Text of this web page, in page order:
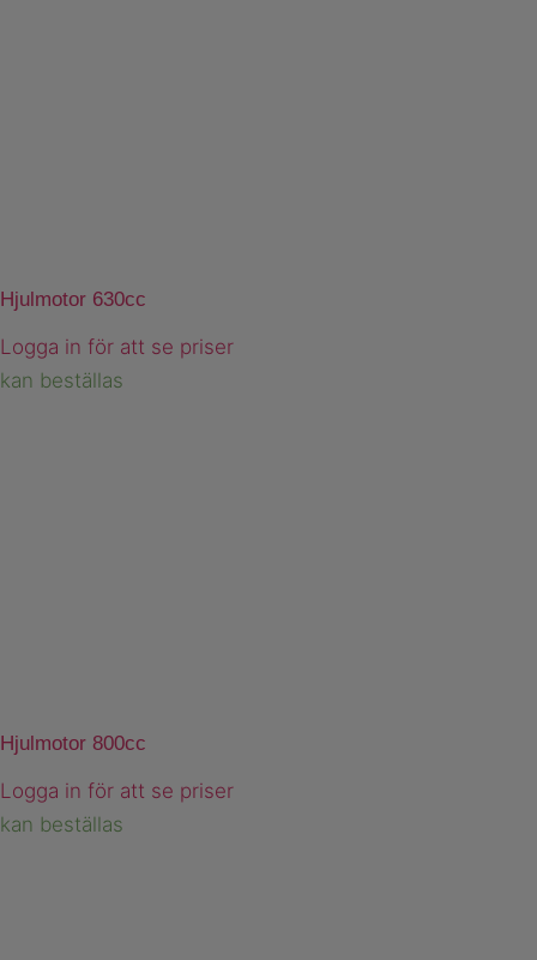
Hjulmotor 630cc
Logga in för att se priser
kan beställas
Hjulmotor 800cc
Logga in för att se priser
kan beställas